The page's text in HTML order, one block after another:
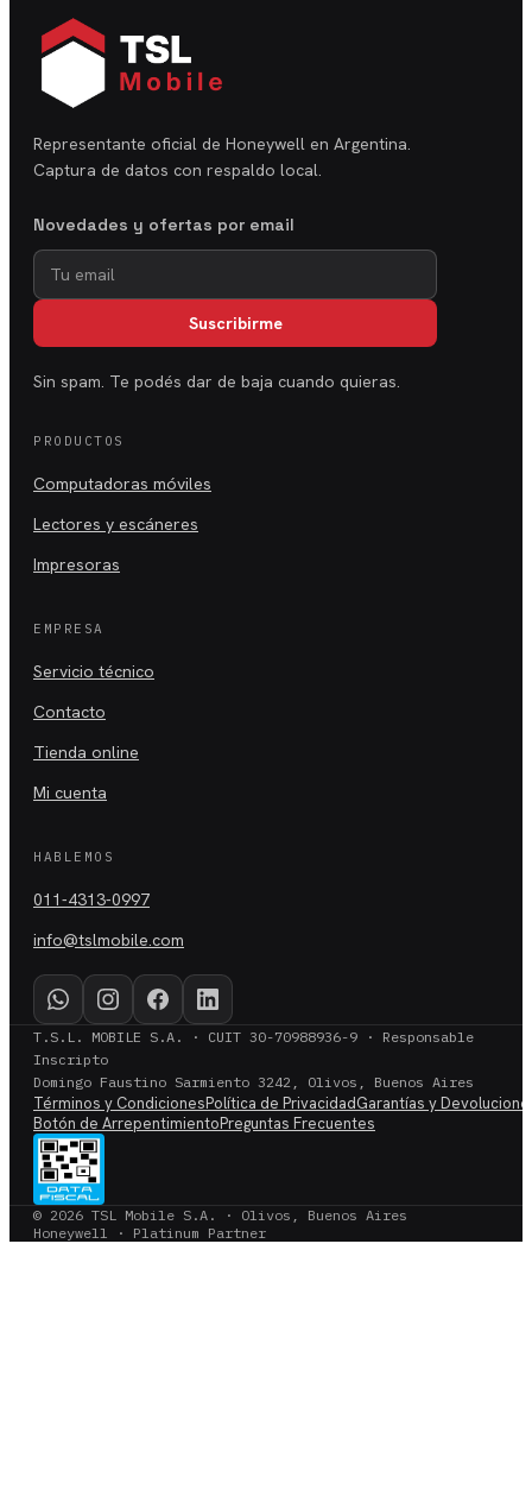
Representante oficial de Honeywell en Argentina.
Captura de datos con respaldo local.
Novedades y ofertas por email
Suscribirme
Sin spam. Te podés dar de baja cuando quieras.
PRODUCTOS
Computadoras móviles
Lectores y escáneres
Impresoras
EMPRESA
Servicio técnico
Contacto
Tienda online
Mi cuenta
HABLEMOS
011-4313-0997
info@tslmobile.com
T.S.L. MOBILE S.A. · CUIT 30-70988936-9 · Responsable
Inscripto
Domingo Faustino Sarmiento 3242, Olivos, Buenos Aires
Términos y CondicionesPolítica de PrivacidadGarantías y
Botón de ArrepentimientoPreguntas Frecuentes
© 2026 TSL Mobile S.A. · Olivos, Buenos Aires
Honeywell · Platinum Partner